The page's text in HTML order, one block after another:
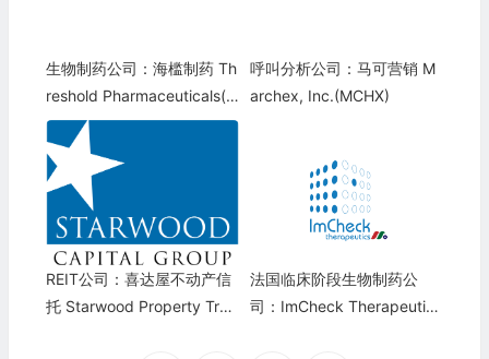
生物制药公司：海槛制药 Th
reshold Pharmaceuticals(T
HLD)
呼叫分析公司：马可营销 M
archex, Inc.(MCHX)
REIT公司：喜达屋不动产信
托 Starwood Property Trus
法国临床阶段生物制药公
司：ImCheck Therapeutics